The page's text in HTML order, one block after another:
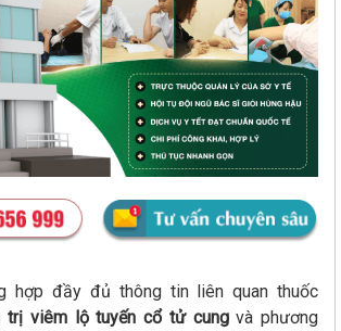
hợp đầy đủ thông tin liên quan thuốc
trị viêm lộ tuyến cổ tử cungvà phương